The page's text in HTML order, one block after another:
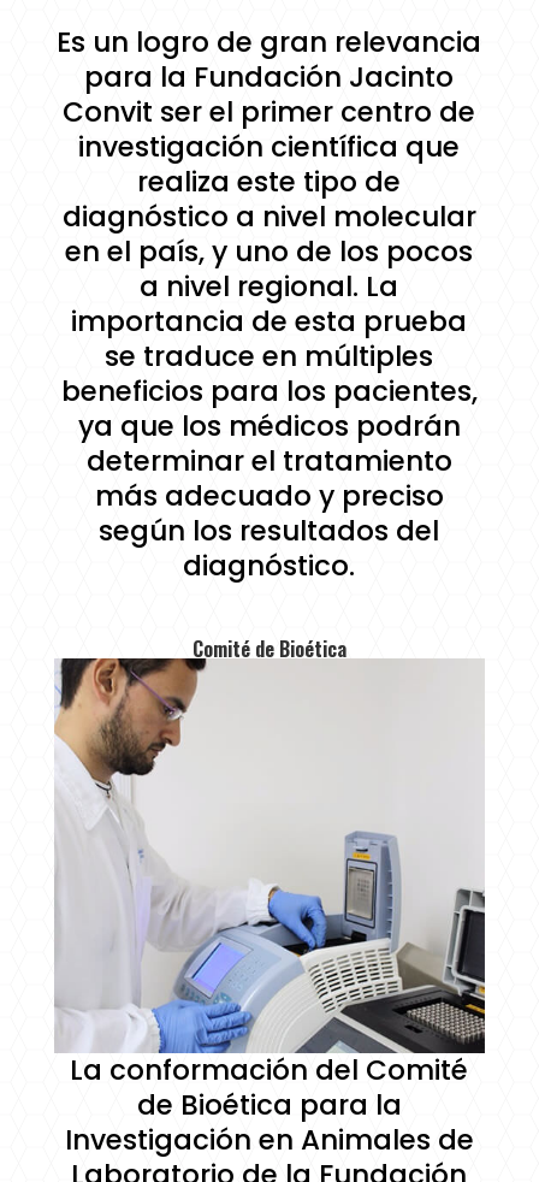
Es un logro de gran relevancia
para la Fundación Jacinto
Convit ser el primer centro de
investigación científica que
realiza este tipo de
diagnóstico a nivel molecular
en el país, y uno de los pocos
a nivel regional. La
importancia de esta prueba
se traduce en múltiples
beneficios para los pacientes,
ya que los médicos podrán
determinar el tratamiento
más adecuado y preciso
según los resultados del
diagnóstico.
Comité de Bioética
La conformación del Comité
de Bioética para la
Investigación en Animales de